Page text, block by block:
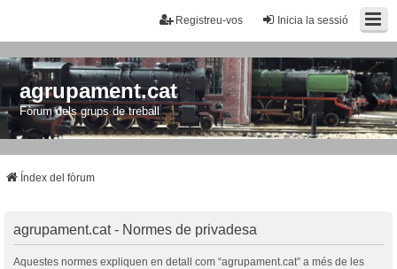
Inicia la sessió
Registreu-vos
agrupament.cat
Fòrum dels grups de treball
Índex del fòrum
agrupament.cat - Normes de privadesa
Aquestes normes expliquen en detall com “agrupament.cat” a més de les